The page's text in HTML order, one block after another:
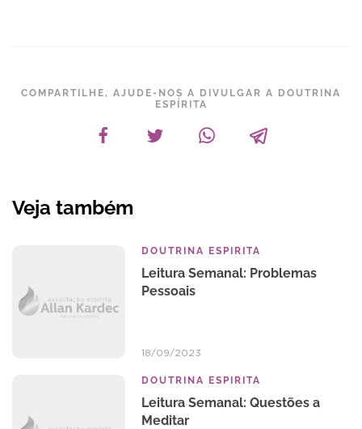
COMPARTILHE, AJUDE-NOS A DIVULGAR A DOUTRINA
ESPÍRITA
Veja também
DOUTRINA ESPIRITA
Leitura Semanal: Problemas
Pessoais
18/09/2023
DOUTRINA ESPIRITA
Leitura Semanal: Questões a
Meditar